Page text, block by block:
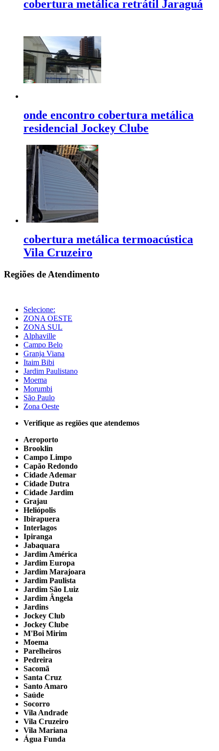
cobertura metálica retrátil Jaraguá
onde encontro cobertura metálica
residencial Jockey Clube
cobertura metálica termoacústica
Vila Cruzeiro
Regiões de Atendimento
Selecione:
ZONA OESTE
ZONA SUL
Alphaville
Campo Belo
Granja Viana
Itaim Bibi
Jardim Paulistano
Moema
Morumbi
São Paulo
Zona Oeste
Verifique as regiões que atendemos
Aeroporto
Brooklin
Campo Limpo
Capão Redondo
Cidade Ademar
Cidade Dutra
Cidade Jardim
Grajau
Heliópolis
Ibirapuera
Interlagos
Ipiranga
Jabaquara
Jardim América
Jardim Europa
Jardim Marajoara
Jardim Paulista
Jardim São Luiz
Jardim Ângela
Jardins
Jockey Club
Jockey Clube
M'Boi Mirim
Moema
Parelheiros
Pedreira
Sacomã
Santa Cruz
Santo Amaro
Saúde
Socorro
Vila Andrade
Vila Cruzeiro
Vila Mariana
Água Funda